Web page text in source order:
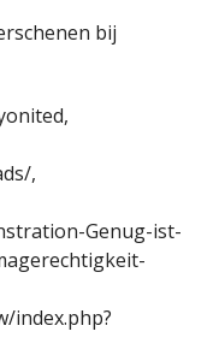
bij
,
Genug-ist-
index.php?